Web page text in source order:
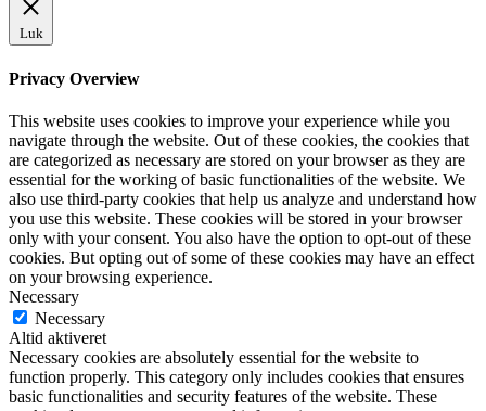
Luk
Privacy Overview
This website uses cookies to improve your experience while you
navigate through the website. Out of these cookies, the cookies that
are categorized as necessary are stored on your browser as they are
essential for the working of basic functionalities of the website. We
also use third-party cookies that help us analyze and understand how
you use this website. These cookies will be stored in your browser
only with your consent. You also have the option to opt-out of these
cookies. But opting out of some of these cookies may have an effect
on your browsing experience.
Necessary
Necessary
Altid aktiveret
Necessary cookies are absolutely essential for the website to
function properly. This category only includes cookies that ensures
basic functionalities and security features of the website. These